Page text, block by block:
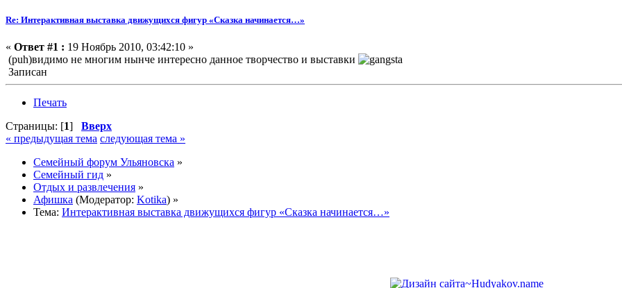
Re: Интерактивная выставка движущихся фигур «Сказка начинается…»
« Ответ #1 : 19 Ноябрь 2010, 03:42:10 »
(puh)видимо не многим нынче интересно данное творчество и выставки
Записан
Печать
Страницы: [1] Вверх
« предыдущая тема следующая тема »
Семейный форум Ульяновска »
Семейный гид »
Отдых и развлечения »
Афишка (Модератор: Kotika) »
Тема: Интерактивная выставка движущихся фигур «Сказка начинается…»